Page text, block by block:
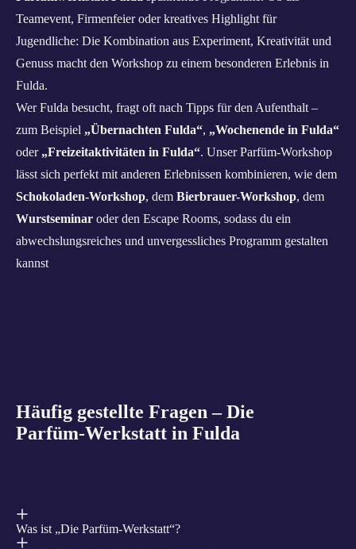
Teamevent, Firmenfeier oder kreatives Highlight für
Jugendliche: Die Kombination aus Experiment, Kreativität und
Genuss macht den Workshop zu einem besonderen Erlebnis in
Fulda.
Wer Fulda besucht, fragt oft nach Tipps für den Aufenthalt –
zum Beispiel „Übernachten Fulda“, „Wochenende in Fulda“
oder „Freizeitaktivitäten in Fulda“. Unser Parfüm-Workshop
lässt sich perfekt mit anderen Erlebnissen kombinieren, wie dem
Schokoladen-Workshop, dem Bierbrauer-Workshop, dem
Wurstseminar oder den Escape Rooms, sodass du ein
abwechslungsreiches und unvergessliches Programm gestalten
kannst
Häufig gestellte Fragen – Die
Parfüm‑Werkstatt in Fulda
Was ist „Die Parfüm‑Werkstatt“?